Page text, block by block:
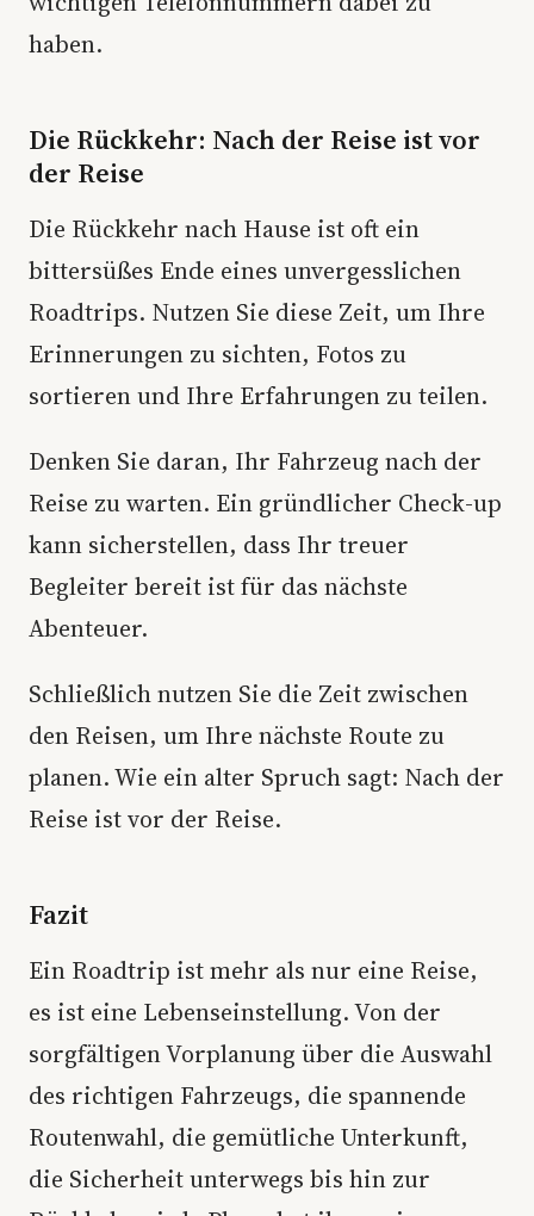
haben.
Die Rückkehr: Nach der Reise ist vor
der Reise
Die Rückkehr nach Hause ist oft ein
bittersüßes Ende eines unvergesslichen
Roadtrips. Nutzen Sie diese Zeit, um Ihre
Erinnerungen zu sichten, Fotos zu
sortieren und Ihre Erfahrungen zu teilen.
Denken Sie daran, Ihr Fahrzeug nach der
Reise zu warten. Ein gründlicher Check-up
kann sicherstellen, dass Ihr treuer
Begleiter bereit ist für das nächste
Abenteuer.
Schließlich nutzen Sie die Zeit zwischen
den Reisen, um Ihre nächste Route zu
planen. Wie ein alter Spruch sagt: Nach der
Reise ist vor der Reise.
Fazit
Ein Roadtrip ist mehr als nur eine Reise,
es ist eine Lebenseinstellung. Von der
sorgfältigen Vorplanung über die Auswahl
des richtigen Fahrzeugs, die spannende
Routenwahl, die gemütliche Unterkunft,
die Sicherheit unterwegs bis hin zur